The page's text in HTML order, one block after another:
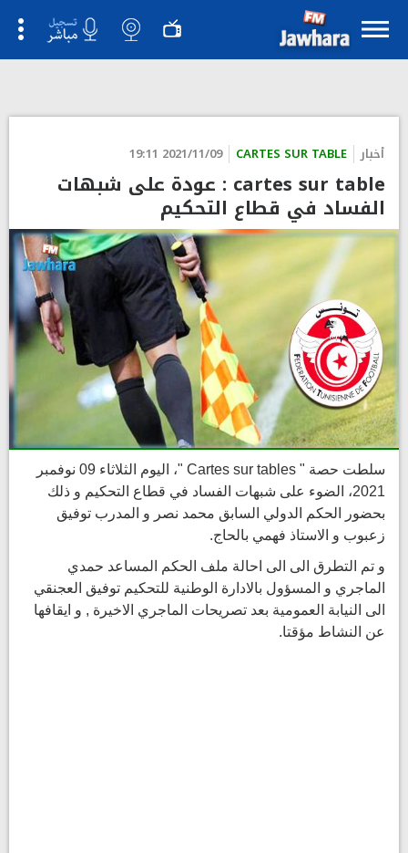
أخبار CARTES SUR TABLE
2021/11/09 19:11
cartes sur table : عودة على شبهات
الفساد في قطاع التحكيم
سلطت حصة " Cartes sur tables "، اليوم الثلاثاء 09 نوفمبر
2021، الضوء على شبهات الفساد في قطاع التحكيم و ذلك
بحضور الحكم الدولي السابق محمد نصر و المدرب توفيق
زعبوب و الاستاذ فهمي بالحاج.
و تم التطرق الى الى احالة ملف الحكم المساعد حمدي
الماجري و المسؤول بالادارة الوطنية للتحكيم توفيق العجنقي
الى النيابة العمومية بعد تصريحات الماجري الاخيرة , و ايقافها
عن النشاط مؤقتا.